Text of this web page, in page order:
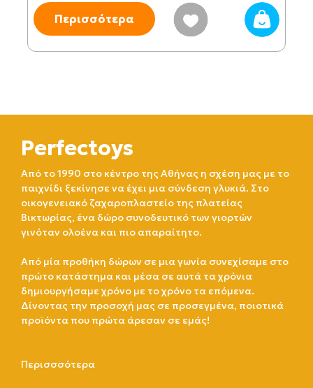
Περισσότερα
Perfectoys
Από το 1990 στο κέντρο της Αθήνας η σχέση μας με το
παιχνίδι ξεκίνησε να έχει μια σύνδεση γλυκιά. Στο
οικογενειακό ζαχαροπλαστείο της πλατείας
Βικτωρίας, ένα δώρο συνοδευτικό των γιορτών
γινόταν ολοένα και πιο απαραίτητο.
Από μία προθήκη δώρων σε μια γωνία συνεχίσαμε στο
πρώτο κατάστημα και μέσα σε αυτά τα χρόνια
δημιουργήσαμε χρόνο με το χρόνο τα επόμενα.
Δίνοντας την προσοχή μας σε προσεγμένα, ποιοτικά
προϊόντα που πρώτα άρεσαν σε εμάς!
Περισσσότερα